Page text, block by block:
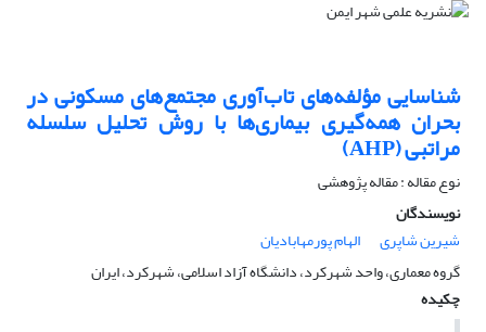
شناسایی مؤلفه‌های تاب‌آوری مجتمع‌های مسکونی در
بحران همه‌گیری بیماری‌ها با روش تحلیل سلسله
مراتبی (AHP)
نوع مقاله : مقاله پژوهشی
نویسندگان
شیرین شاپری
الهام پورمهابادیان
گروه معماری، واحد شهرکرد، دانشگاه آزاد اسلامی، شهرکرد، ایران
چکیده